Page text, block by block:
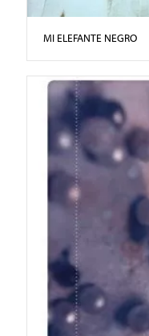
MI ELEFANTE NEGRO